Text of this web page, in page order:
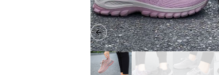
Previous slide